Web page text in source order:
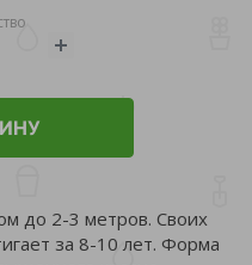
до 2-3 метров. Своих
за 8-10 лет. Форма